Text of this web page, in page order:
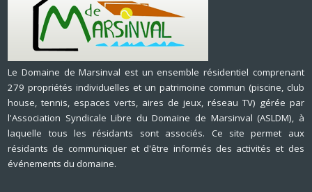
Le Domaine de Marsinval est un ensemble résidentiel comprenant
279 propriétés individuelles et un patrimoine commun (piscine, club
house, tennis, espaces verts, aires de jeux, réseau TV) gérée par
l'Association Syndicale Libre du Domaine de Marsinval (ASLDM), à
laquelle tous les résidants sont associés. Ce site permet aux
résidants de communiquer et d'être informés des activités et des
événements du domaine.